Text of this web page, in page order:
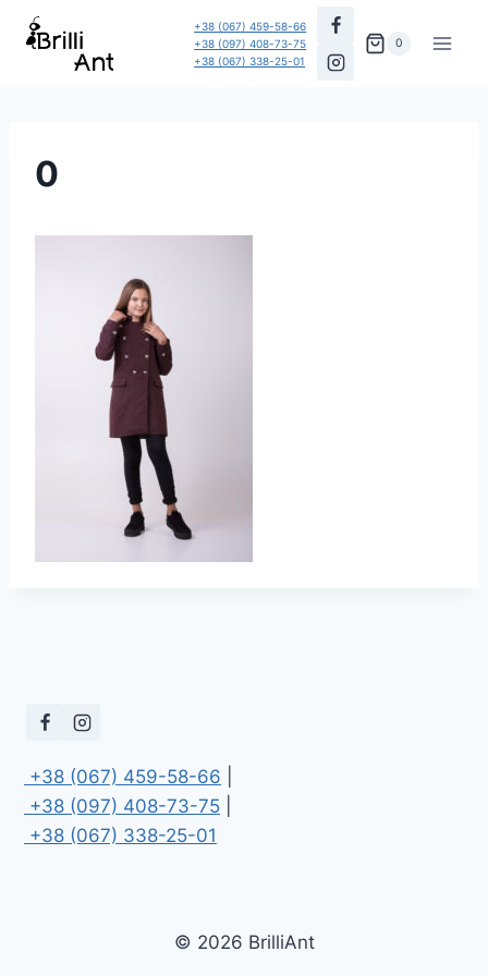
Перейти
+38 (067) 459-58-66
+38 (097) 408-73-75
+38 (067) 338-25-01
0
0
+38 (067) 459-58-66
+38 (097) 408-73-75
+38 (067) 338-25-01
© 2026 BrilliAnt